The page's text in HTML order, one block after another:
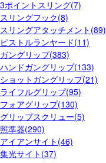
3ポイントスリング(7)
スリングフック(8)
スリングアタッチメント(89)
ピストルランヤード(11)
ガングリップ(383)
ハンドガングリップ(133)
ショットガングリップ(21)
ライフルグリップ(95)
フォアグリップ(130)
グリップスクリュー(5)
照準器(290)
アイアンサイト(46)
集光サイト(37)